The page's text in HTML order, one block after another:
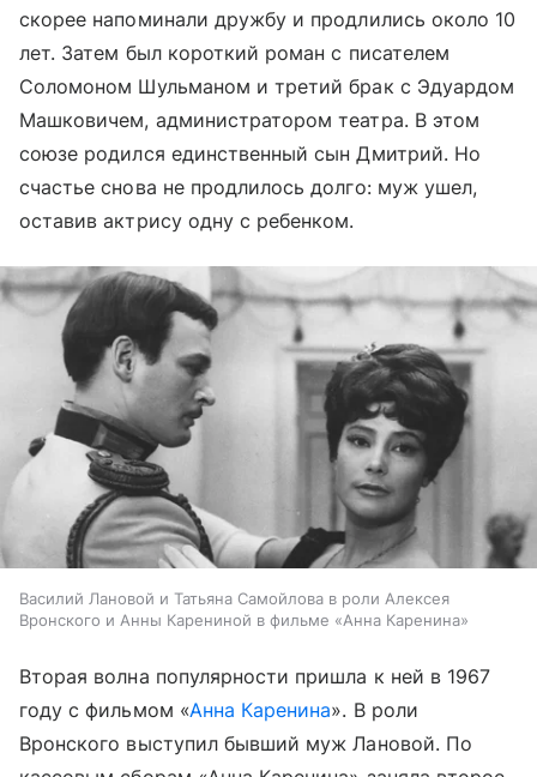
скорее напоминали дружбу и продлились около 10
лет. Затем был короткий роман с писателем
Соломоном Шульманом и третий брак с Эдуардом
Машковичем, администратором театра. В этом
союзе родился единственный сын Дмитрий. Но
счастье снова не продлилось долго: муж ушел,
оставив актрису одну с ребенком.
Василий Лановой и Татьяна Самойлова в роли Алексея
Вронского и Анны Карениной в фильме «Анна Каренина»
Вторая волна популярности пришла к ней в 1967
году с фильмом «Анна Каренина». В роли
Вронского выступил бывший муж Лановой. По